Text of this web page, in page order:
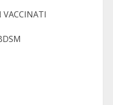
VACCINATI